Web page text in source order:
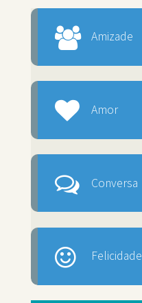
Amizade
Amor
Conversa
Felicidade